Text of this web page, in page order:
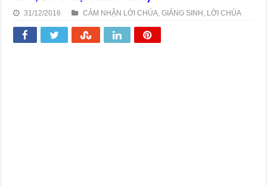
31/12/2016 CẢM NHẬN LỜI CHÚA ,GIÁNG SINH LỜI CHÚA